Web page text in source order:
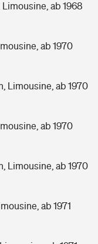
ab 1968
ab 1970
Limousine, ab 1970
ab 1970
Limousine, ab 1970
ab 1971